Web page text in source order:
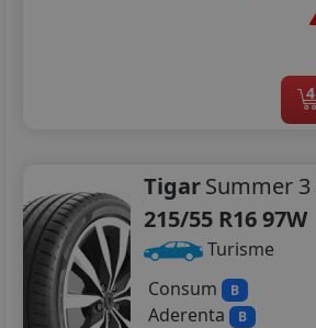
4
TigarSummer 3
215/55 R16 97W
Turisme
Consum
B
Aderenta B